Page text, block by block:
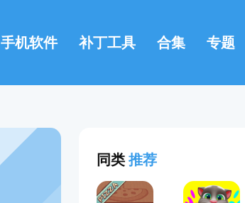
手机软件 补丁工具 合集 专题
同类 推荐